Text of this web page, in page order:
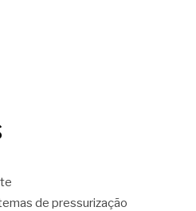
de pressurização